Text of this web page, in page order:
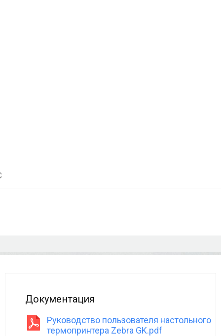
Документация
Руководство пользователя настольного
термопринтера Zebra GK.pdf